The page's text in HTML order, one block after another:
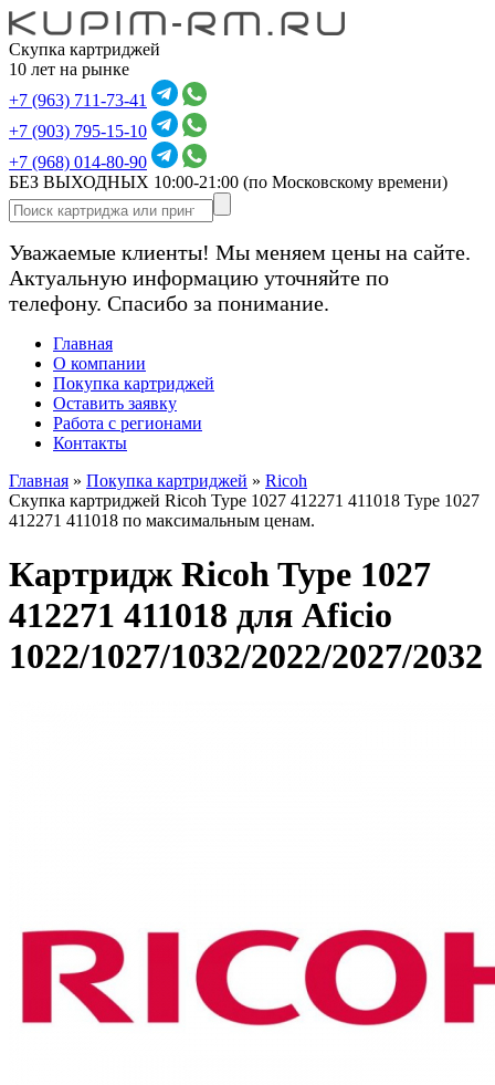
Скупка картриджей
10 лет на рынке
+7 (963) 711-73-41
+7 (903) 795-15-10
+7 (968) 014-80-90
БЕЗ ВЫХОДНЫХ 10:00-21:00 (по Московскому времени)
Уважаемые клиенты! Мы меняем цены на сайте.
Актуальную информацию уточняйте по
телефону. Спасибо за понимание.
Главная
О компании
Покупка картриджей
Оставить заявку
Работа с регионами
Контакты
Главная » Покупка картриджей » Ricoh
Скупка картриджей Ricoh Type 1027 412271 411018 Type 1027
412271 411018 по максимальным ценам.
Картридж Ricoh Type 1027
412271 411018 для Aficio
1022/1027/1032/2022/2027/2032